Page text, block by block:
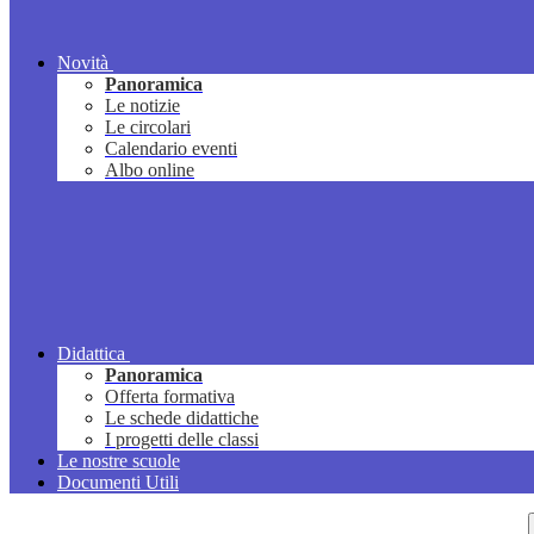
Novità
Panoramica
Le notizie
Le circolari
Calendario eventi
Albo online
Didattica
Panoramica
Offerta formativa
Le schede didattiche
I progetti delle classi
Le nostre scuole
Documenti Utili